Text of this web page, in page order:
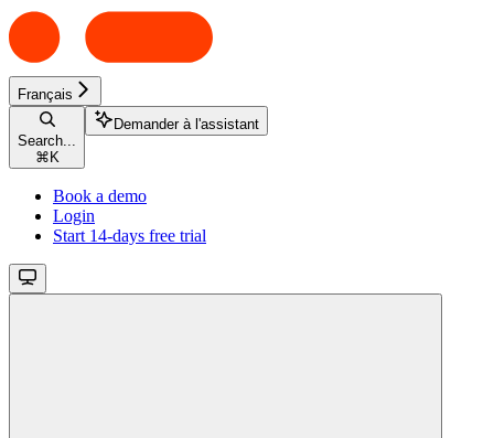
Français
Search...
⌘ K
Demander à l'assistant
Book a demo
Login
Start 14-days free trial